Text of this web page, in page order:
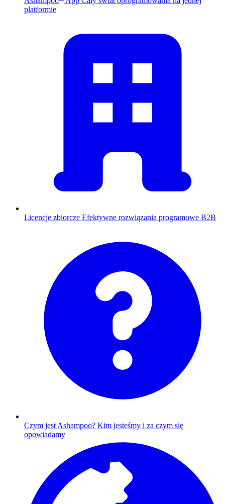
platformie
Licencje zbiorcze Efektywne rozwiązania programowe B2B
Czym jest Ashampoo? Kim jesteśmy i za czym się
opowiadamy